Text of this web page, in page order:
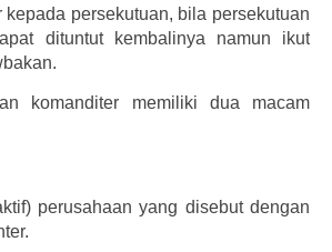
kepada persekutuan, bila persekutuan
dituntut kembalinya namun ikut
komanditer memiliki dua macam
perusahaan yang disebut dengan